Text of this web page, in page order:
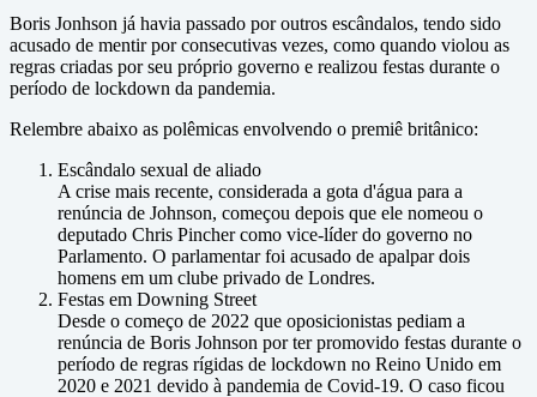
Boris Jonhson já havia passado por outros escândalos, tendo sido
acusado de mentir por consecutivas vezes, como quando violou as
regras criadas por seu próprio governo e realizou festas durante o
período de lockdown da pandemia.
Relembre abaixo as polêmicas envolvendo o premiê britânico:
Escândalo sexual de aliado
A crise mais recente, considerada a gota d'água para a
renúncia de Johnson, começou depois que ele nomeou o
deputado Chris Pincher como vice-líder do governo no
Parlamento. O parlamentar foi acusado de apalpar dois
homens em um clube privado de Londres.
Festas em Downing Street
Desde o começo de 2022 que oposicionistas pediam a
renúncia de Boris Johnson por ter promovido festas durante o
período de regras rígidas de lockdown no Reino Unido em
2020 e 2021 devido à pandemia de Covid-19. O caso ficou